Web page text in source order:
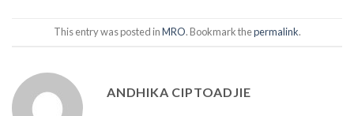
This entry was posted inMRO. Bookmark thepermalink.
ANDHIKA CIPTOADJIE